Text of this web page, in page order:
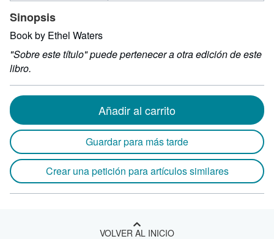
Sinopsis
Book by Ethel Waters
"Sobre este título" puede pertenecer a otra edición de este
libro.
Añadir al carrito
Guardar para más tarde
Crear una petición para artículos similares
VOLVER AL INICIO